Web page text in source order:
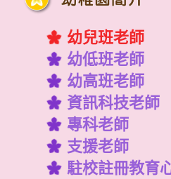
幼兒班老師
幼低班老師
幼高班老師
資訊科技老師
專科老師
支援老師
駐校註冊教育